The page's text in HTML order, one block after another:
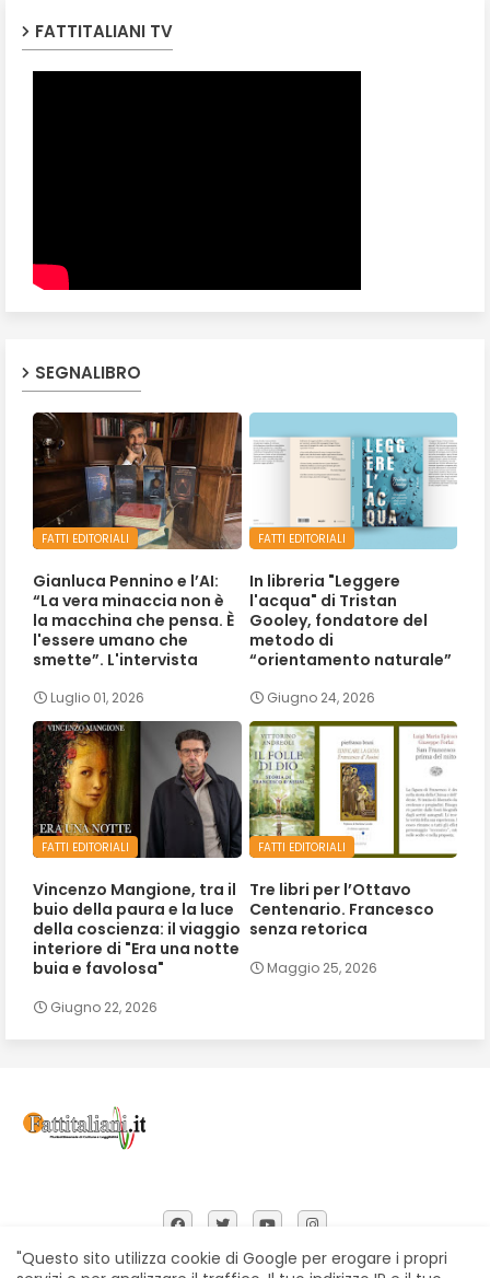
FATTITALIANI TV
SEGNALIBRO
FATTI EDITORIALI
Gianluca Pennino e l’AI:
“La vera minaccia non è
la macchina che pensa. È
l'essere umano che
smette”. L'intervista
Luglio 01, 2026
FATTI EDITORIALI
In libreria "Leggere
l'acqua" di Tristan
Gooley, fondatore del
metodo di
“orientamento naturale”
Giugno 24, 2026
FATTI EDITORIALI
Vincenzo Mangione, tra il
buio della paura e la luce
della coscienza: il viaggio
interiore di "Era una notte
buia e favolosa"
Giugno 22, 2026
FATTI EDITORIALI
Tre libri per l’Ottavo
Centenario. Francesco
senza retorica
Maggio 25, 2026
"Questo sito utilizza cookie di Google per erogare i propri